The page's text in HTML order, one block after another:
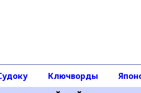
Ключворды